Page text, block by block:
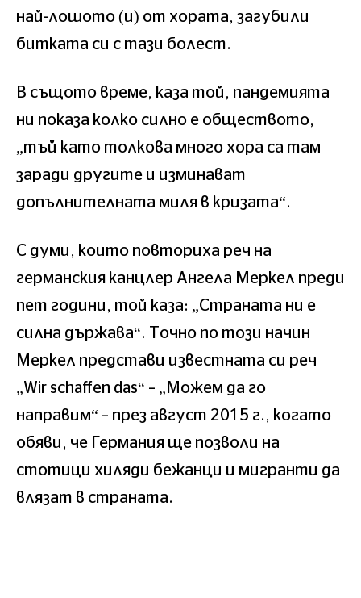
най-лошото (и) от хората, загубили
битката си с тази болест.
В същото време, каза той, пандемията
ни показа колко силно е обществото,
„тъй като толкова много хора са там
заради другите и изминават
допълнителната миля в кризата“.
С думи, които повториха реч на
германския канцлер Ангела Меркел преди
пет години, той каза: „Страната ни е
силна държава“. Точно по този начин
Меркел представи известната си реч
„Wir schaffen das“ – „Можем да го
направим“ – през август 2015 г., когато
обяви, че Германия ще позволи на
стотици хиляди бежанци и мигранти да
влязат в страната.